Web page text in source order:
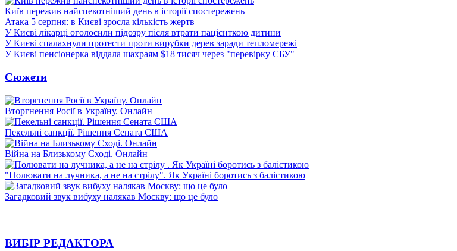
Київ пережив найспекотніший день в історії спостережень
Атака 5 серпня: в Києві зросла кількість жертв
У Києві лікарці оголосили підозру після втрати пацієнткою дитини
У Києві спалахнули протести проти вирубки дерев заради тепломережі
У Києві пенсіонерка віддала шахраям $18 тисяч через "перевірку СБУ"
Сюжети
Вторгнення Росії в Україну. Онлайн
Пекельні санкції. Рішення Сената США
Війна на Близькому Сході. Онлайн
"Полювати на лучника, а не на стрілу". Як Україні боротись з балістикою
Загадковий звук вибуху налякав Москву: що це було
ВИБІР РЕДАКТОРА